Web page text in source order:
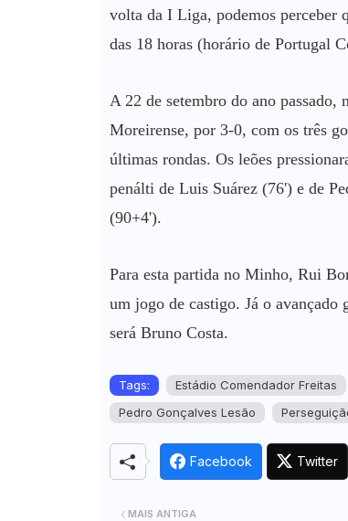
volta da I Liga, podemos perceber
das 18 horas (horário de Portugal
A 22 de setembro do ano
Moreirense, por 3-0, com os três
últimas rondas. Os leões
penálti de Luis Suárez (76') e de
(90+4').
Para esta partida no Minho, Rui
um jogo de castigo. Já o
será Bruno Costa.
Tags: Estádio Comendador Freitas
Pedro Gonçalves Lesão
Facebook Twitter
MAIS ANTIGA